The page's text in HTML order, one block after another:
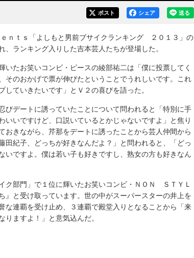
送る
シェア
ポスト
ｎｔｓ「よしもと男前ブサイクランキング ２０１３」の
ランキング入りした吉本芸人たちが登場した。
たお笑いコンビ・ピースの綾部祐二は「僕に投票してく
そのおかげで票が伸びたということでうれしいです。これ
ていきたいです」とＶ２の喜びを語った。
デートに誘っていたことについて問われると「特別に手
いいですけど、口説いているとかじゃないですよ」と焦り
おきながら、芹那をデートに誘ったことから芸人仲間から
田紀子、どっちが好きなんだよ？」と問われると、「どっ
いですよ。僕は若い子も好きですし、熟女の方も好きなん
部門」で１位に輝いたお笑いコンビ・ＮＯＮ ＳＴＹＬ
』と受け取っています。世の中がスーパースターの井上を
な連覇を受け止め、３連覇で殿堂入りとなることから「来
ますよ！」と意気込んだ。